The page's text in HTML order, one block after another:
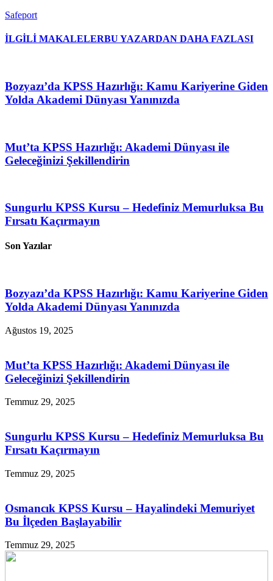
Safeport
İLGİLİ MAKALELERBU YAZARDAN DAHA FAZLASI
Bozyazı’da KPSS Hazırlığı: Kamu Kariyerine Giden
Yolda Akademi Dünyası Yanınızda
Mut’ta KPSS Hazırlığı: Akademi Dünyası ile
Geleceğinizi Şekillendirin
Sungurlu KPSS Kursu – Hedefiniz Memurluksa Bu
Fırsatı Kaçırmayın
Son Yazılar
Bozyazı’da KPSS Hazırlığı: Kamu Kariyerine Giden
Yolda Akademi Dünyası Yanınızda
Ağustos 19, 2025
Mut’ta KPSS Hazırlığı: Akademi Dünyası ile
Geleceğinizi Şekillendirin
Temmuz 29, 2025
Sungurlu KPSS Kursu – Hedefiniz Memurluksa Bu
Fırsatı Kaçırmayın
Temmuz 29, 2025
Osmancık KPSS Kursu – Hayalindeki Memuriyet
Bu İlçeden Başlayabilir
Temmuz 29, 2025